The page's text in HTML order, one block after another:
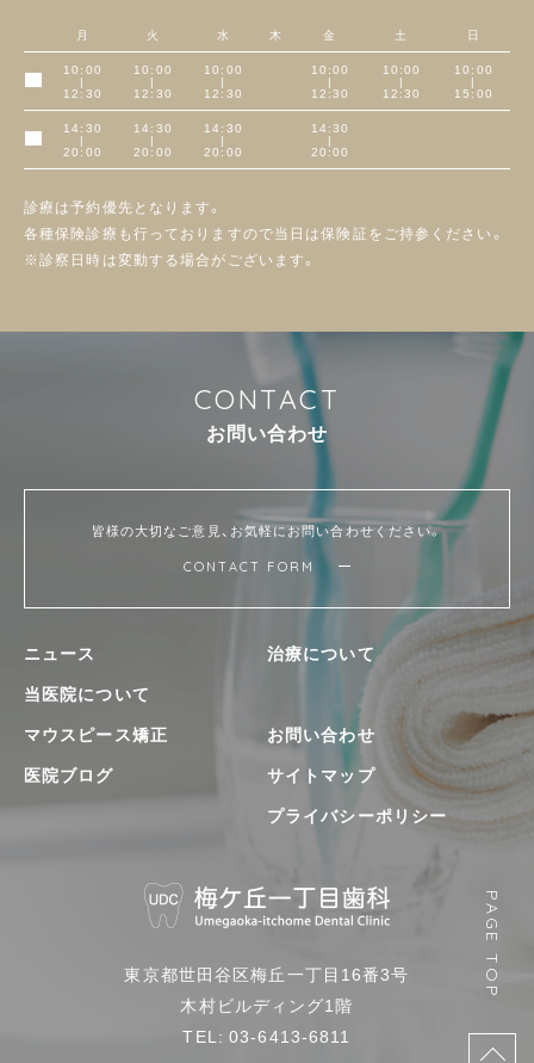
月 火 水 木 金 土 日
10:00
|
12:30
10:00
|
12:30
10:00
|
12:30
10:00
|
12:30
10:00
|
12:30
10:00
|
15:00
14:30
|
20:00
14:30
|
20:00
14:30
|
20:00
14:30
|
20:00
診療は予約優先となります。
各種保険診療も行っておりますので当日は保険証をご持参ください。
※診察日時は変動する場合がございます。
CONTACT
お問い合わせ
皆様の大切なご意見、お気軽にお問い合わせください。
CONTACT FORM
ニュース
当医院について
治療について
マウスピース矯正
医院ブログ
お問い合わせ
サイトマップ
プライバシーポリシー
梅
ヶ
丘
東京都世田谷区梅丘一丁目16番3号
木村ビルディング1階
TEL: 03-6413-6811
PAGE TOP